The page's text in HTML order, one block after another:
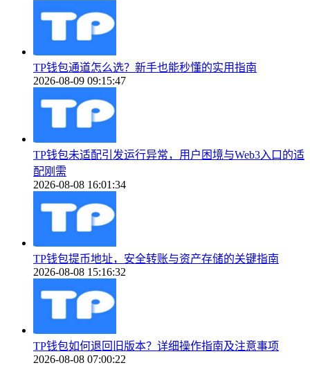
TP钱包通道怎么选？新手也能秒懂的实用指南
2026-08-09 09:15:47
TP钱包未适配引发运行异常，用户困境与Web3入口的适
配刚需
2026-08-08 16:01:34
TP钱包提币地址，安全转账与资产存储的关键指南
2026-08-08 15:16:32
TP钱包如何退回旧版本？详细操作指南及注意事项
2026-08-08 07:00:22